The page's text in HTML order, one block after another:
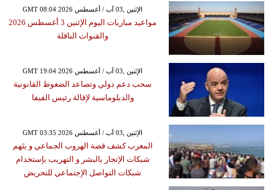
GMT 08:04 2026 الإثنين ,03 آب / أغسطس
مواعيد مباريات اليوم الإثنين 3 أغسطس 2026
والقنوات الناقلة
GMT 19:04 2026 الإثنين ,03 آب / أغسطس
سحب دعم دولي وتصاعد الضغوط القانونية
والدبلوماسية لإقالة رئيس الفيفا
GMT 03:35 2026 الإثنين ,03 آب / أغسطس
المغرب كشف قصة الهروب الجماعي و يتَهم
شبكات الإتجار بالبشر و التهريب بإستخدام
شبكات التواصل الإجتماعي للتحريض